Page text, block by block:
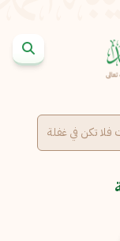
فلا تكن في غفلة